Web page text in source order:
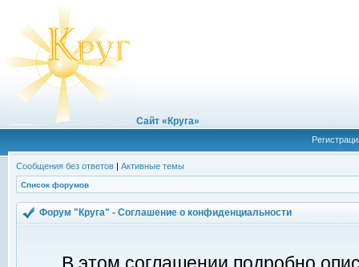
Сайт «Круга»
Сообщения без ответов | Активные темы
Список форумов
Форум "Круга" - Соглашение о конфиденциальности